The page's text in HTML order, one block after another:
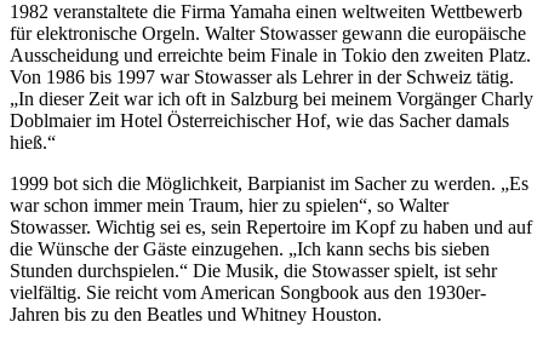
1982 veranstaltete die Firma Yamaha einen weltweiten Wettbewerb
für elektronische Orgeln. Walter Stowasser gewann die europäische
Ausscheidung und erreichte beim Finale in Tokio den zweiten Platz.
Von 1986 bis 1997 war Stowasser als Lehrer in der Schweiz tätig.
„In dieser Zeit war ich oft in Salzburg bei meinem Vorgänger Charly
Doblmaier im Hotel Österreichischer Hof, wie das Sacher damals
hieß.“
1999 bot sich die Möglichkeit, Barpianist im Sacher zu werden. „Es
war schon immer mein Traum, hier zu spielen“, so Walter
Stowasser. Wichtig sei es, sein Repertoire im Kopf zu haben und auf
die Wünsche der Gäste einzugehen. „Ich kann sechs bis sieben
Stunden durchspielen.“ Die Musik, die Stowasser spielt, ist sehr
vielfältig. Sie reicht vom American Songbook aus den 1930er-
Jahren bis zu den Beatles und Whitney Houston.